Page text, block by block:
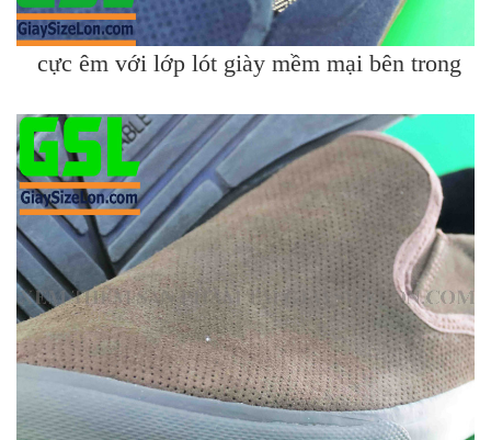
cực êm với lớp lót giày mềm mại bên trong